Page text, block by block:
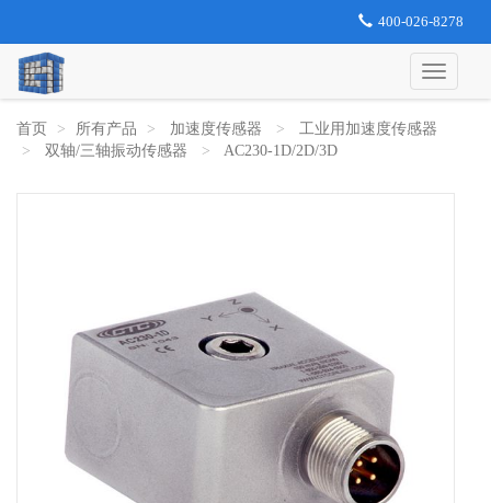
400-026-8278
首页 所有产品 加速度传感器
工业用加速度传感器
双轴/三轴振动传感器
AC230-1D/2D/3D